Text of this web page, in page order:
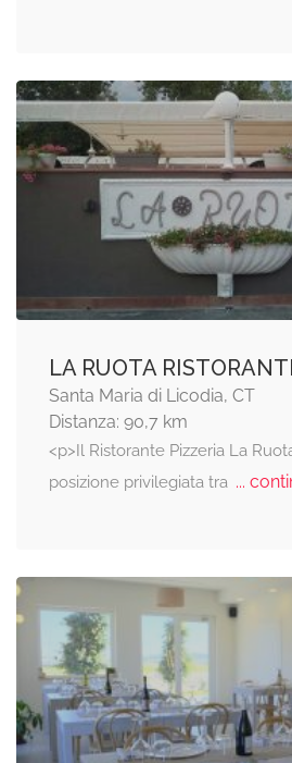
LA RUOTA
Santa Maria di Licodia, CT
Distanza: 90,7 km
<p>Il Ristorante Pizzeria La
posizione privilegiata tra...